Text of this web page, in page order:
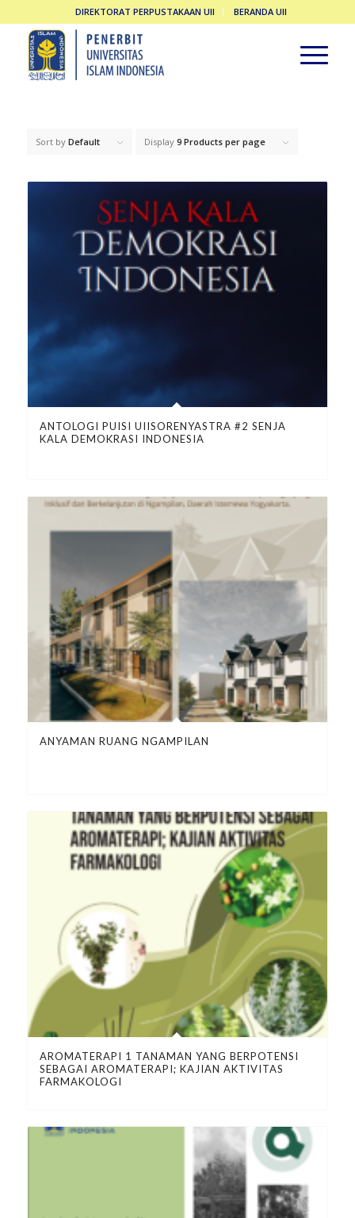
DIREKTORAT PERPUSTAKAAN UII BERANDA UII
Sort by Default Display 9 Products per page
ANTOLOGI PUISI UIISORENYASTRA #2 SENJA
KALA DEMOKRASI INDONESIA
ANYAMAN RUANG NGAMPILAN
AROMATERAPI 1 TANAMAN YANG BERPOTENSI
SEBAGAI AROMATERAPI; KAJIAN AKTIVITAS
FARMAKOLOGI